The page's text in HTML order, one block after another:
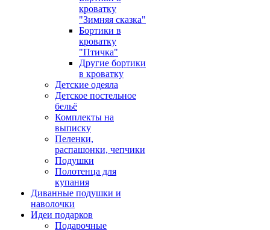
кроватку
"Зимняя сказка"
Бортики в
кроватку
"Птичка"
Другие бортики
в кроватку
Детские одеяла
Детское постельное
бельё
Комплекты на
выписку
Пеленки,
распашонки, чепчики
Подушки
Полотенца для
купания
Диванные подушки и
наволочки
Идеи подарков
Подарочные